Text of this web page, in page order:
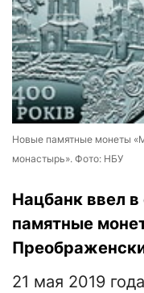
Новые памятные монеты
монастырь». Фото: НБУ
Нацбанк ввел
памятные
21 мая 2019